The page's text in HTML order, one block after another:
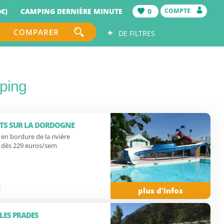
CAMPING DERNIÈRE MINUTE 0 COMPTE
COMPARER + DE FILTRES
SUR LA DORDOGNE
bordure de la rivière
229 euros/sem
plus d'infos
PRADES